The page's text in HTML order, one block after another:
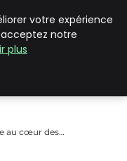
au cœur des…
votre expérience
notre
plus